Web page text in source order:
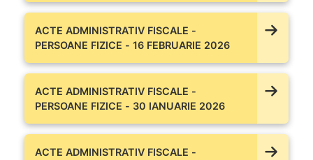
ACTE ADMINISTRATIV FISCALE -
PERSOANE FIZICE - 16 FEBRUARIE 2026
ACTE ADMINISTRATIV FISCALE -
PERSOANE FIZICE - 30 IANUARIE 2026
ACTE ADMINISTRATIV FISCALE -